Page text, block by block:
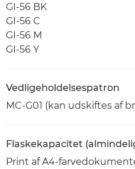
GI-56 BK
GI-56 C
GI-56 M
GI-56 Y
Vedligeholdelsespatron
MC-G01 (kan udskiftes af
Flaskekapacitet
Print af A4-